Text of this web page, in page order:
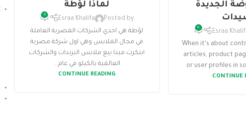
الجديدة
Esraa
0
When it's about
articles, product
or user profiles in
CONTINUE
لماذا لؤطة
Posted by
Esraa Khalifa
0
لؤطة هي احدي الشركات المصرية العاملة
في مجال الملابس وهي اول شركة مصرية
ابتكرت مبدا بيع ملابس البرندات والشركات
العالمية بالكيلو في عام...
CONTINUE READING